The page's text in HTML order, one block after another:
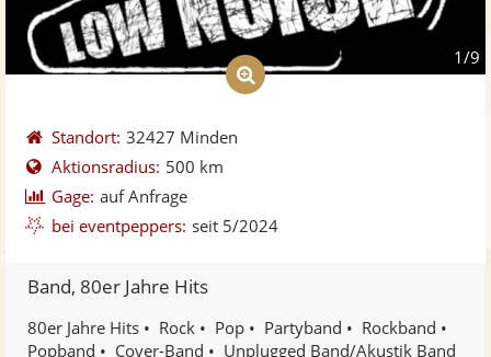
1/9
Standort: 32427 Minden
Aktionsradius: 500 km
Gage: auf Anfrage
bei eventpeppers: seit 5/2024
Band, 80er Jahre Hits
80er Jahre Hits Rock Pop Partyband
Rockband
Popband
Cover-Band Unplugged Band/Akustik Band